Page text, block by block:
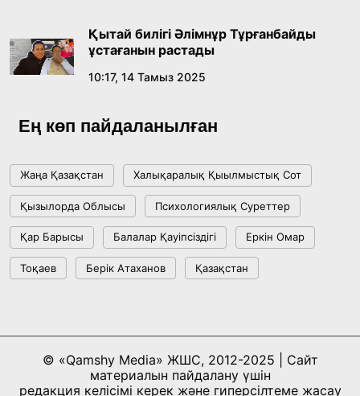
Қытай билігі Әлімнұр Тұрғанбайды
ұстағанын растады
10:17, 14 Тамыз 2025
Ең көп пайдаланылған
Жаңа Қазақстан Халықаралық Қыылмыстық Сот
Қызылорда Облысы Психологиялық Суреттер
Қар Барысы Балалар Қауіпсіздігі Еркін Омар
Тоқаев Берік Атаханов Қазақстан
© «Qamshy Media» ЖШС, 2012-2025 | Сайт
материалын пайдалану үшін
редакция келісімі керек және гиперсілтеме жасау